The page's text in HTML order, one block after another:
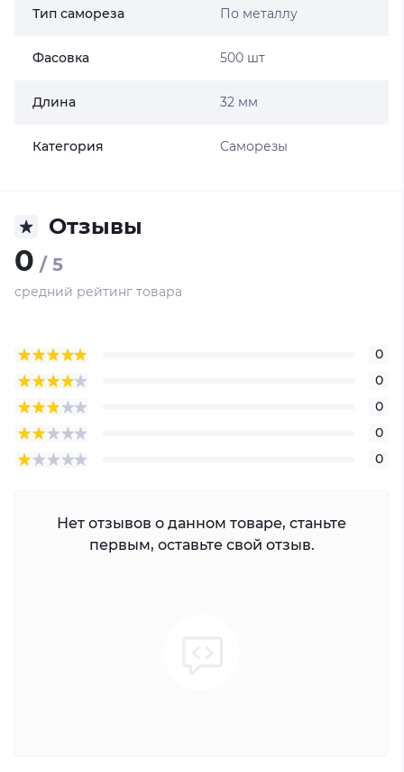
Тип самореза По металлу
Фасовка 500 шт
Длина 32 мм
Категория Саморезы
Отзывы
0 / 5
средний рейтинг товара
0
0
0
0
0
Нет отзывов о данном товаре, станьте
первым, оставьте свой отзыв.